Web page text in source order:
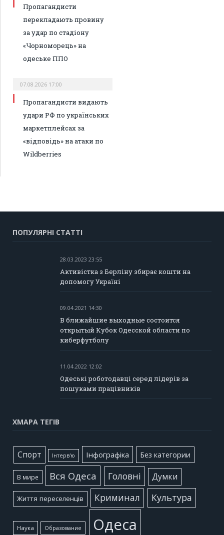
Пропагандисти
перекладають провину
за удар по стадіону
«Чорноморець» на
одеське ППО
07.08.2026 17:00
Пропагандисти видають
удари РФ по українських
маркетплейсах за
«відповідь» на атаки по
Wildberries
ПОПУЛЯРНІ СТАТТІ
28.03.2023 23:55
Активістка з Берліну збирає кошти на
допомогу Україні
09.04.2021 14:30
В ближайшие выходные состоится
открытый Кубок Одесской области по
киберфутболу
11.04.2022 12:02
Одеські роботодавці серед лідерів за
пошуками працівників
ХМАРА ТЕГІВ
Cпорт Інтерв'ю Інфографіка Без категории
В мире Вся Одеса Головні Думки
Життя переселенців Криминал Культура
Наука Образование Одеса